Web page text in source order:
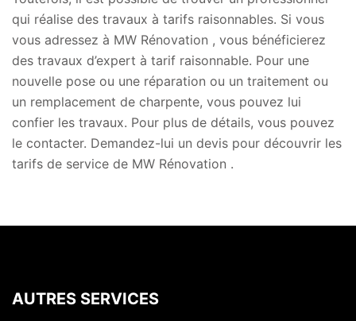
qui réalise des travaux à tarifs raisonnables. Si vous
vous adressez à MW Rénovation , vous bénéficierez
des travaux d’expert à tarif raisonnable. Pour une
nouvelle pose ou une réparation ou un traitement ou
un remplacement de charpente, vous pouvez lui
confier les travaux. Pour plus de détails, vous pouvez
le contacter. Demandez-lui un devis pour découvrir les
tarifs de service de MW Rénovation .
AUTRES SERVICES